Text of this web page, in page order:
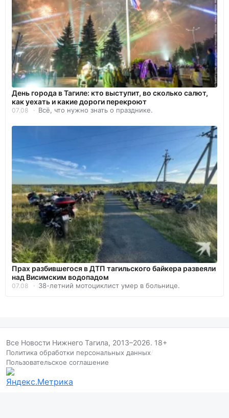
День города в Тагиле: кто выступит, во сколько салют,
как уехать и какие дороги перекроют
07.08 Всё, что нужно знать о празднике.
Прах разбившегося в ДТП тагильского байкера развеяли
над Висимским водопадом
07.08 38-летний мотоциклист умер в больнице.
Все Новости Нижнего Тагила, 2013–2026. 18+
Политика обработки персональных данных/
Пользовательское соглашение